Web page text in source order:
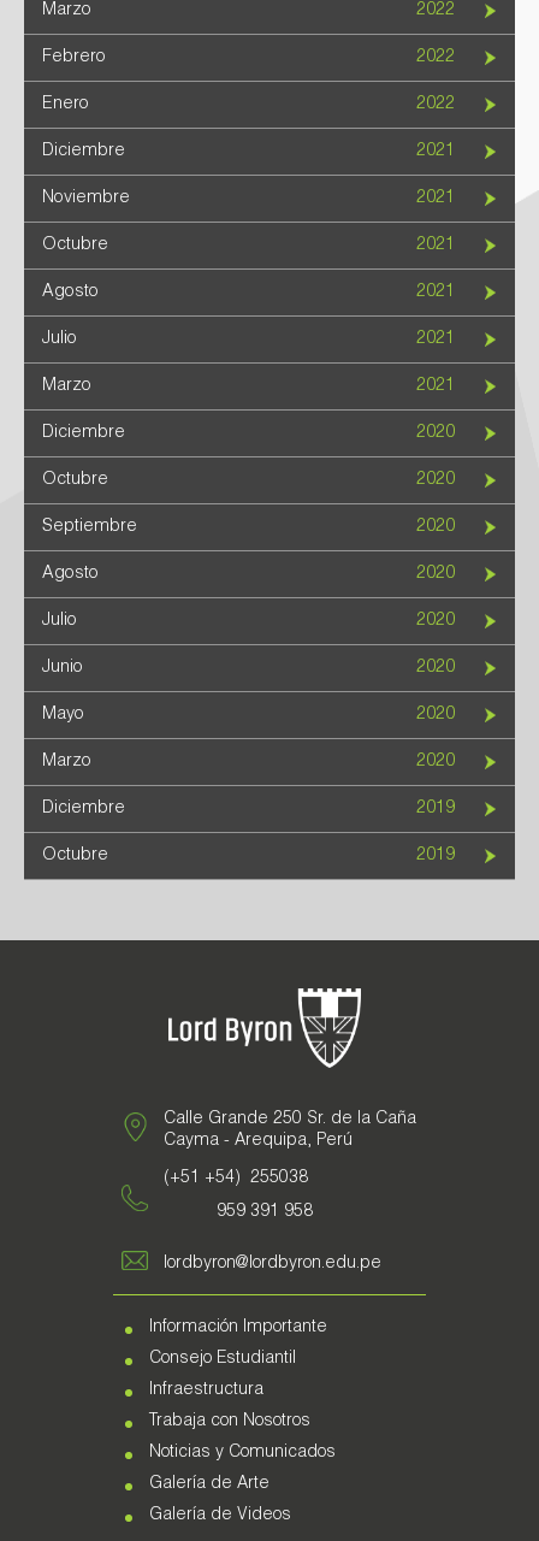
Marzo 2022
Febrero 2022
Enero 2022
Diciembre 2021
Noviembre 2021
Octubre 2021
Agosto 2021
Julio 2021
Marzo 2021
Diciembre 2020
Octubre 2020
Septiembre 2020
Agosto 2020
Julio 2020
Junio 2020
Mayo 2020
Marzo 2020
Diciembre 2019
Octubre 2019
Calle Grande 250 Sr. de la Caña
Cayma - Arequipa, Perú
(+51 +54) 255038
959 391 958
lordbyron@lordbyron.edu.pe
Información Importante
Consejo Estudiantil
Infraestructura
Trabaja con Nosotros
Noticias y Comunicados
Galería de Arte
Galería de Videos